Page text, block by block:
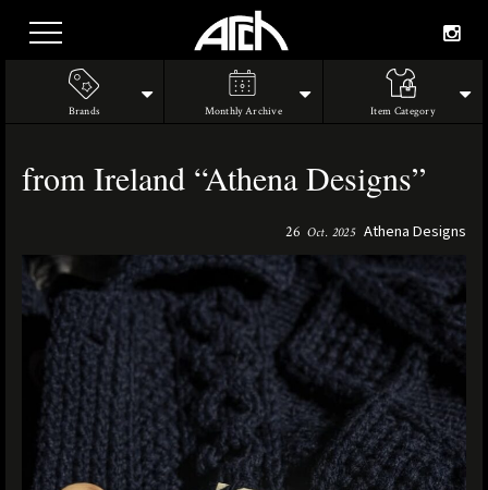
Brands Monthly Archive Item Category
from Ireland “Athena Designs”
26 Oct. 2025 Athena Designs